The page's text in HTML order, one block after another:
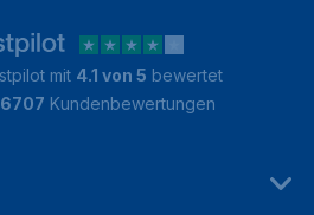
mit 4.1 von 5 bewertet
Kundenbewertungen